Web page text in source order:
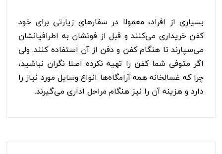
بسیاری از افراد، معمولا در سفارهای زیارتی برای خود
کفن خریداری می‌کنند و قبل از فوتشان به اطرافیانشان
می‌سپارند تا هنگام کفن و دفن از آن استفاده کنند. ولی
اگر متوفی شما کفن را تهیه نکرده اصلا نگران نباشید،
چرا که غسالخانه همه آرامگاه‌ها انواع وسایل مورد نیاز را
دارد و هزینه آن را نیز هنگام مراحل اداری می‌گیرند.